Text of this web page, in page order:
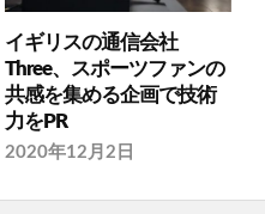
イギリスの通信会社
Three、スポーツファンの
共感を集める企画で技術
力をPR
2020年12月2日